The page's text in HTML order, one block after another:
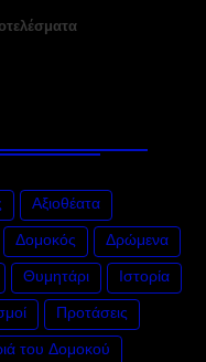
Αξιοθέατα
Δομοκός Δρώμενα
Θυμητάρι Ιστορία
Προτάσεις
του Δομοκού